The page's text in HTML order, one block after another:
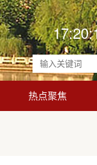
热点聚焦